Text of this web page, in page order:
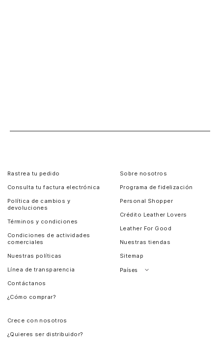
Rastrea tu pedido
Consulta tu factura electrónica
Política de cambios y
devoluciones
Términos y condiciones
Condiciones de actividades
comerciales
Nuestras políticas
Línea de transparencia
Contáctanos
¿Cómo comprar?
Sobre nosotros
Programa de fidelización
Personal Shopper
Crédito Leather Lovers
Leather For Good
Nuestras tiendas
Sitemap
Países
Crece con nosotros
¿Quieres ser distribuidor?